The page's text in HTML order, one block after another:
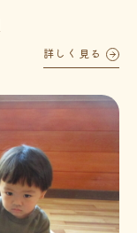
詳しく見る